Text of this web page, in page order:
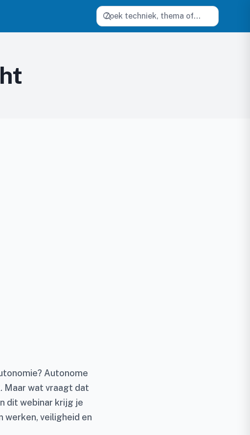
Zoeken
Autonome
Maar wat vraagt dat
dit webinar krijg je
werken, veiligheid en